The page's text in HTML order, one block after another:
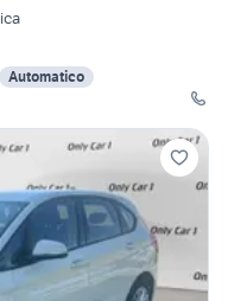
Automatico